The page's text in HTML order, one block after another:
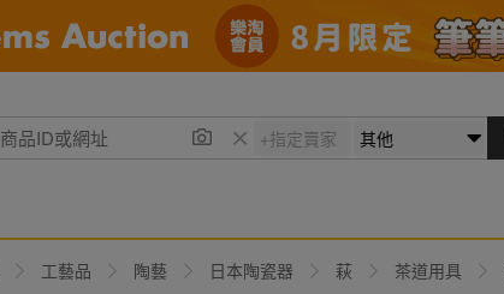
工藝品 陶藝 日本陶瓷器 萩 茶道用具